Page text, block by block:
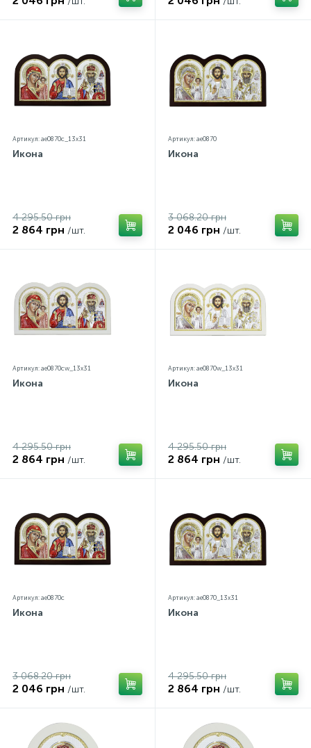
Артикул: ae0870c_13х31
Икона
4 295.50 грн
2 864 грн /шт.
Артикул: ae0870
Икона
3 068.20 грн
2 046 грн /шт.
Артикул: ae0870cw_13х31
Икона
4 295.50 грн
2 864 грн /шт.
Артикул: ae0870w_13х31
Икона
4 295.50 грн
2 864 грн /шт.
Артикул: ae0870c
Икона
3 068.20 грн
2 046 грн /шт.
Артикул: ae0870_13х31
Икона
4 295.50 грн
2 864 грн /шт.